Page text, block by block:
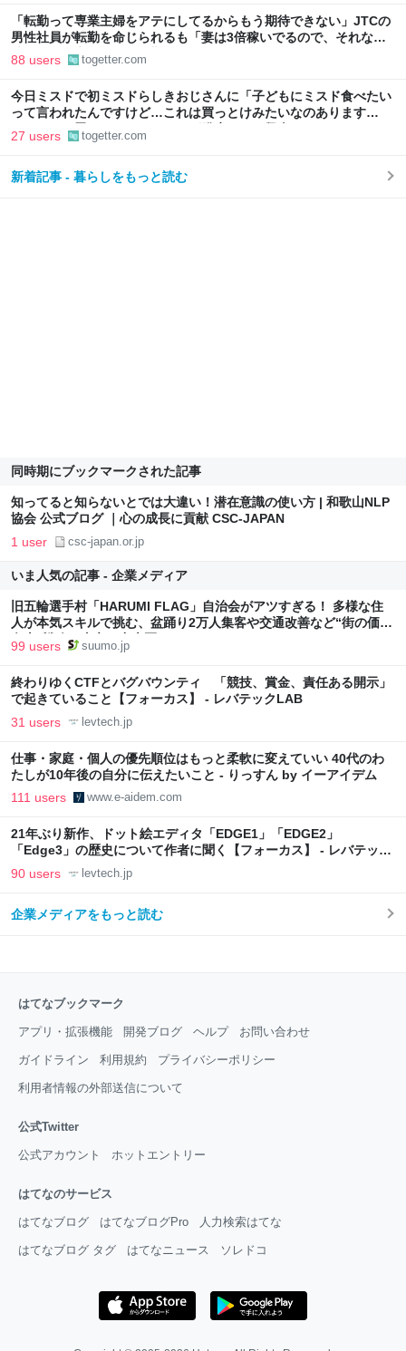
「転勤って専業主婦をアテにしてるからもう期待できない」JTCの
男性社員が転勤を命じられるも「妻は3倍稼いでるので、それなら
辞める」と言ったら、転勤がなくなった
88 users togetter.com
今日ミスドで初ミスドらしきおじさんに「子どもにミスド食べたい
って言われたんですけど…これは買っとけみたいなのあります
か…？」と尋ねられるイベントが発生して、興奮した
27 users togetter.com
新着記事 - 暮らしをもっと読む
同時期にブックマークされた記事
知ってると知らないとでは大違い！潜在意識の使い方 | 和歌山NLP
協会 公式ブログ ｜心の成長に貢献 CSC-JAPAN
1 user csc-japan.or.jp
いま人気の記事 - 企業メディア
旧五輪選手村「HARUMI FLAG」自治会がアツすぎる！ 多様な住
人が本気スキルで挑む、盆踊り2万人集客や交通改善など“街の価値
向上”戦略 東京・中央区
99 users suumo.jp
終わりゆくCTFとバグバウンティ 「競技、賞金、責任ある開示」
で起きていること【フォーカス】 - レバテックLAB
31 users levtech.jp
仕事・家庭・個人の優先順位はもっと柔軟に変えていい 40代のわ
たしが10年後の自分に伝えたいこと - りっすん by イーアイデム
111 users www.e-aidem.com
21年ぶり新作、ドット絵エディタ「EDGE1」「EDGE2」
「Edge3」の歴史について作者に聞く【フォーカス】 - レバテック
LAB
90 users levtech.jp
企業メディアをもっと読む
はてなブックマーク
アプリ・拡張機能 開発ブログ ヘルプ お問い合わせ
ガイドライン 利用規約 プライバシーポリシー
利用者情報の外部送信について
公式Twitter
公式アカウント ホットエントリー
はてなのサービス
はてなブログ はてなブログPro 人力検索はてな
はてなブログ タグ はてなニュース ソレドコ